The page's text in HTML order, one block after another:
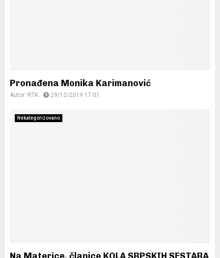
Pronađena Monika Karimanović
Autor: RTK 29/12/2019 17:01
Nekategorizovano